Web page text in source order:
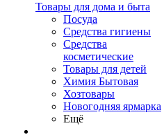
Товары для дома и быта
Посуда
Средства гигиены
Средства
косметические
Товары для детей
Химия Бытовая
Хозтовары
Новогодняя ярмарка
Ещё